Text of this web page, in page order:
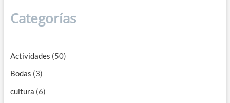
Categorías
Actividades (50)
Bodas (3)
cultura (6)